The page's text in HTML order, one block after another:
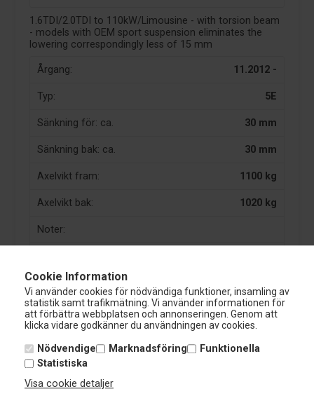
Cookie Information
Vi använder cookies för nödvändiga funktioner, insamling av
statistik samt trafikmätning. Vi använder informationen för
att förbättra webbplatsen och annonseringen. Genom att
klicka vidare godkänner du användningen av cookies.
Nödvendige Marknadsföring
Funktionella
Statistiska
Visa cookie detaljer
1.6TDI/2.0TDI to 110kW/Limousine - with torsion beam
- models with OEM sport suspension eliminates the
lowering correspondingly less of 15 mm
Årgang: 11.2012 -
Typ: 5E
Sänkning för: ca. 30 mm
Sänkning bak: ca. 30 mm
Axelvikt fram: 1100 kg
Axelvikt bak: 1020 kg
Noter:
TA Technix sänkningssats till Skoda Octavia är
producerad av härdat stål. Sänkningssats värms och
kyls flera gånger för att få den optimala hårdheten för
alla sänkningar.
Alla sänkningssatser är grundad och därefter
pulverlackerad.